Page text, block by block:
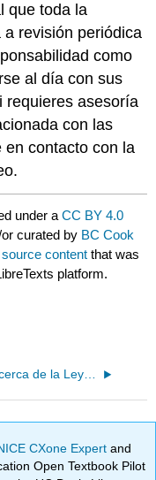
que toda la
a revisión periódica
como
al día con sus
requieres asesoría
con las
en contacto con la
under aCC BY 4.0
curated by BC Cook
source content that was
platform.
3.2: Acerca de la Ley de Normas Laborales
CXone Expertand
Open Textbook Pilot